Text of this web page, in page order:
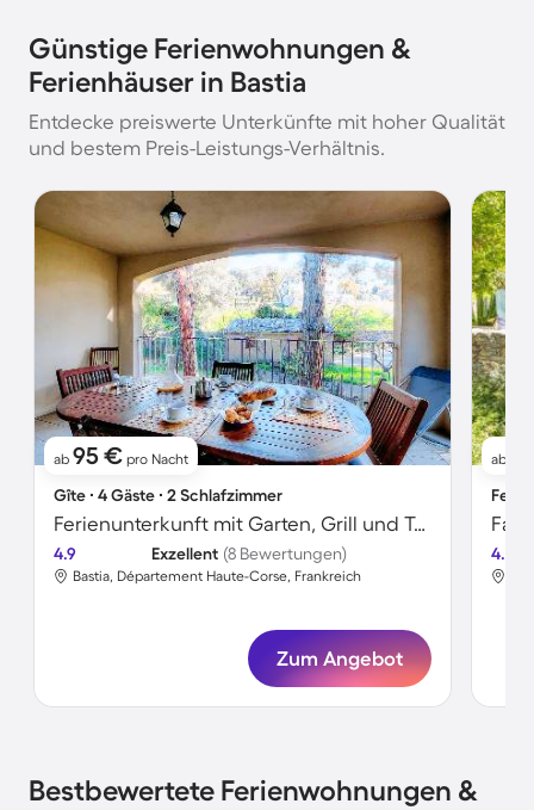
Günstige Ferienwohnungen &
Ferienhäuser in Bastia
Entdecke preiswerte Unterkünfte mit hoher Qualität
und bestem Preis-Leistungs-Verhältnis.
ab 95 € pro Nacht
Gîte ∙ 4 Gäste ∙ 2 Schlafzimmer
Ferienunterkunft mit Garten, Grill und Terrasse
4.9 Exzellent (8 Bewertungen)
Bastia, Département Haute-Corse, Frankreich
Zum Angebot
ab
4.8
Bestbewertete Ferienwohnungen &